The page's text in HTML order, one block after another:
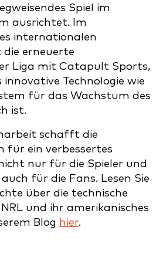
Spiel im
ausrichtet. Im
internationalen
erneuerte
Liga mit Catapult Sports,
innovative Technologie wie
für das Wachstum des
ist.
schafft die
für ein verbessertes
nur für die Spieler und
für die Fans. Lesen Sie
über die technische
und ihr amerikanisches
Blog hier.